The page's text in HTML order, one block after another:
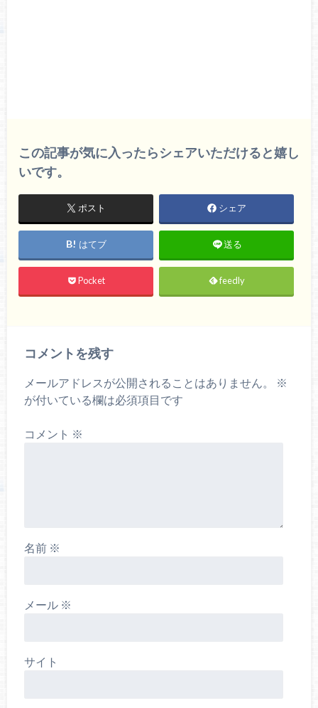
この記事が気に入ったらシェアいただけると嬉し
いです。
ポスト シェア
はてブ 送る
Pocket feedly
コメントを残す
メールアドレスが公開されることはありません。
※
が付いている欄は必須項目です
コメント ※
名前 ※
メール ※
サイト